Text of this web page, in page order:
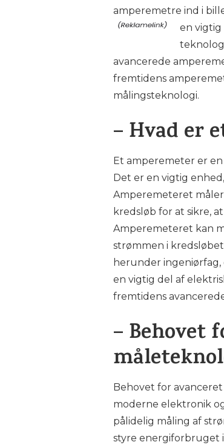
amperemetre ind i
en vigtig
avancerede
fremtidens
målingsteknologi.
– Hvad er
Et amperemeter er
Det er en vigtig
Amperemeteret
kredsløb for at sikre,
Amperemeteret kan
strømmen i
herunder
en vigtig del af
fremtidens
– Behovet
Behovet for
moderne elektronik
pålidelig måling af
styre energiforbruget